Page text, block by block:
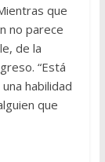
que
no parece
de la
“Está
habilidad
que